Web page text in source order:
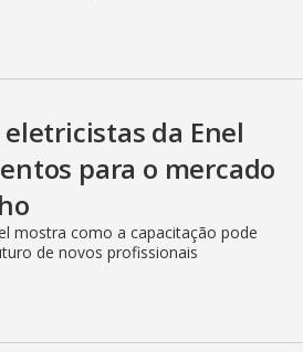
eletricistas da Enel
para o mercado
mostra como a capacitação pode
de novos profissionais